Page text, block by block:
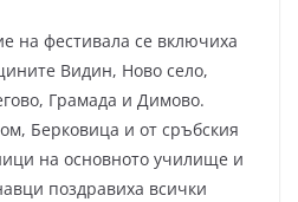
на фестивала се включиха
Видин, Ново село,
Грамада и Димово.
Берковица и от сръбския
на основното училище и
поздравиха всички